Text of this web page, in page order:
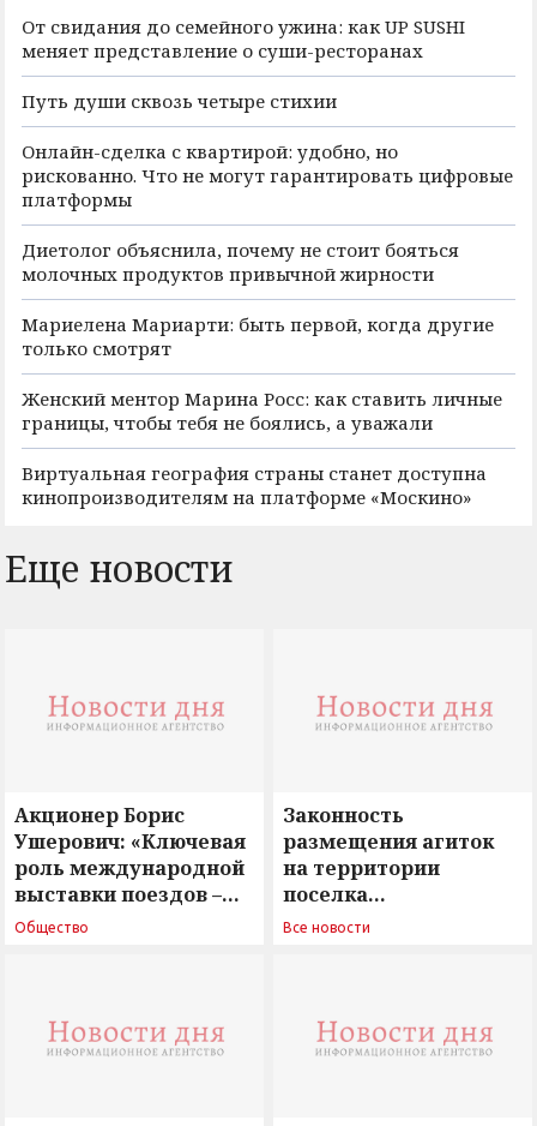
От свидания до семейного ужина: как UP SUSHI
меняет представление о суши-ресторанах
Путь души сквозь четыре стихии
Онлайн-сделка с квартирой: удобно, но
рискованно. Что не могут гарантировать цифровые
платформы
Диетолог объяснила, почему не стоит бояться
молочных продуктов привычной жирности
Мариелена Мариарти: быть первой, когда другие
только смотрят
Женский ментор Марина Росс: как ставить личные
границы, чтобы тебя не боялись, а уважали
Виртуальная география страны станет доступна
кинопроизводителям на платформе «Москино»
Еще новости
Акционер Борис
Ушерович: «Ключевая
роль международной
выставки поездов –
поиск ответов на
Общество
Законность
размещения агиток
на территории
поселка
Новосергиевка
Все новости